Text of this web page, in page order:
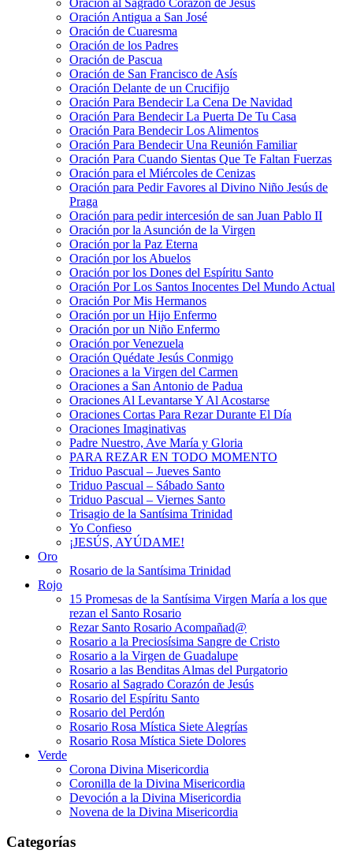
Oración Antigua a San José
Oración de Cuaresma
Oración de los Padres
Oración de Pascua
Oración de San Francisco de Asís
Oración Delante de un Crucifijo
Oración Para Bendecir La Cena De Navidad
Oración Para Bendecir La Puerta De Tu Casa
Oración Para Bendecir Los Alimentos
Oración Para Bendecir Una Reunión Familiar
Oración Para Cuando Sientas Que Te Faltan Fuerzas
Oración para el Miércoles de Cenizas
Oración para Pedir Favores al Divino Niño Jesús de
Praga
Oración para pedir intercesión de san Juan Pablo II
Oración por la Asunción de la Virgen
Oración por la Paz Eterna
Oración por los Abuelos
Oración por los Dones del Espíritu Santo
Oración Por Los Santos Inocentes Del Mundo Actual
Oración Por Mis Hermanos
Oración por un Hijo Enfermo
Oración por un Niño Enfermo
Oración por Venezuela
Oración Quédate Jesús Conmigo
Oraciones a la Virgen del Carmen
Oraciones a San Antonio de Padua
Oraciones Al Levantarse Y Al Acostarse
Oraciones Cortas Para Rezar Durante El Día
Oraciones Imaginativas
Padre Nuestro, Ave María y Gloria
PARA REZAR EN TODO MOMENTO
Triduo Pascual – Jueves Santo
Triduo Pascual – Sábado Santo
Triduo Pascual – Viernes Santo
Trisagio de la Santísima Trinidad
Yo Confieso
¡JESÚS, AYÚDAME!
Oro
Rosario de la Santísima Trinidad
Rojo
15 Promesas de la Santísima Virgen María a los que
rezan el Santo Rosario
Rezar Santo Rosario Acompañad@
Rosario a la Preciosísima Sangre de Cristo
Rosario a la Virgen de Guadalupe
Rosario a las Benditas Almas del Purgatorio
Rosario al Sagrado Corazón de Jesús
Rosario del Espíritu Santo
Rosario del Perdón
Rosario Rosa Mística Siete Alegrías
Rosario Rosa Mística Siete Dolores
Verde
Corona Divina Misericordia
Coronilla de la Divina Misericordia
Devoción a la Divina Misericordia
Novena de la Divina Misericordia
Categorías